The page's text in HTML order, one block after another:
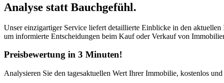
Analyse statt Bauchgefühl.
Unser einzigartiger Service liefert detaillierte Einblicke in den
um informierte Entscheidungen beim Kauf oder Verkauf von
Preisbewertung in 3 Minuten!
Analysieren Sie den tagesaktuellen Wert Ihrer Immobilie, kostenlos und